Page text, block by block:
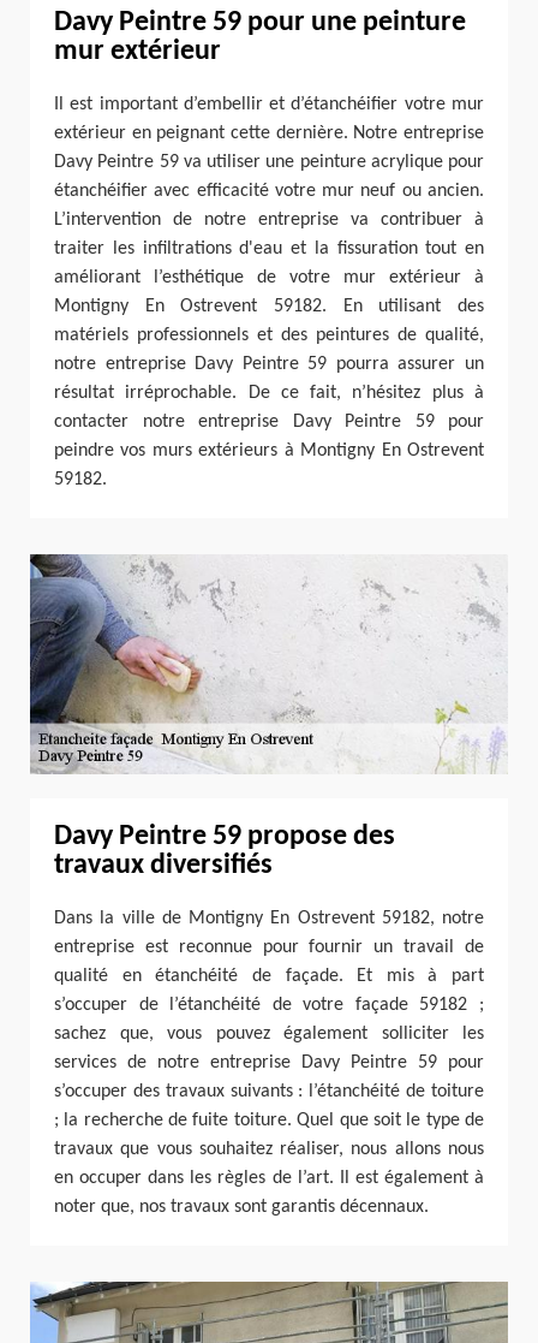
Davy Peintre 59 pour une peinture
mur extérieur
Il est important d’embellir et d’étanchéifier votre mur
extérieur en peignant cette dernière. Notre entreprise
Davy Peintre 59 va utiliser une peinture acrylique pour
étanchéifier avec efficacité votre mur neuf ou ancien.
L’intervention de notre entreprise va contribuer à
traiter les infiltrations d'eau et la fissuration tout en
améliorant l’esthétique de votre mur extérieur à
Montigny En Ostrevent 59182. En utilisant des
matériels professionnels et des peintures de qualité,
notre entreprise Davy Peintre 59 pourra assurer un
résultat irréprochable. De ce fait, n’hésitez plus à
contacter notre entreprise Davy Peintre 59 pour
peindre vos murs extérieurs à Montigny En Ostrevent
59182.
Davy Peintre 59 propose des
travaux diversifiés
Dans la ville de Montigny En Ostrevent 59182, notre
entreprise est reconnue pour fournir un travail de
qualité en étanchéité de façade. Et mis à part
s’occuper de l’étanchéité de votre façade 59182 ;
sachez que, vous pouvez également solliciter les
services de notre entreprise Davy Peintre 59 pour
s’occuper des travaux suivants : l’étanchéité de toiture
; la recherche de fuite toiture. Quel que soit le type de
travaux que vous souhaitez réaliser, nous allons nous
en occuper dans les règles de l’art. Il est également à
noter que, nos travaux sont garantis décennaux.